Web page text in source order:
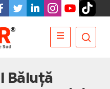
Băluță